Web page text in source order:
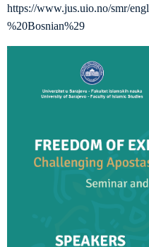
https://www.jus.uio.no/smr/
%20Bosnian%29